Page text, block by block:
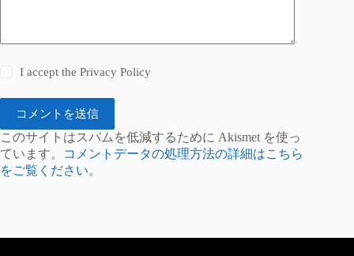
I accept thePrivacy Policy
コメントを送信
このサイトはスパムを低減するために Akismet を使っ
ています。
コメントデータの処理方法の詳細はこちら
をご覧ください。